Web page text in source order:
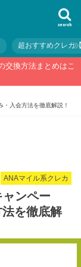
search
超おすすめクレカ
交換方法まとめはこ
入会方法を徹底解説！
ANAマイル系クレカ
ャンペー
を徹底解